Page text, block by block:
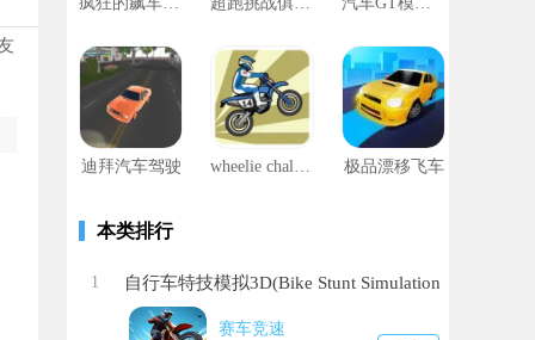
迪拜汽车驾驶 wheelie challenge翘头游戏 极品漂移飞车
本类排行
1
自行车特技模拟3D(Bike Stunt Simulation
3D)
赛车竞速